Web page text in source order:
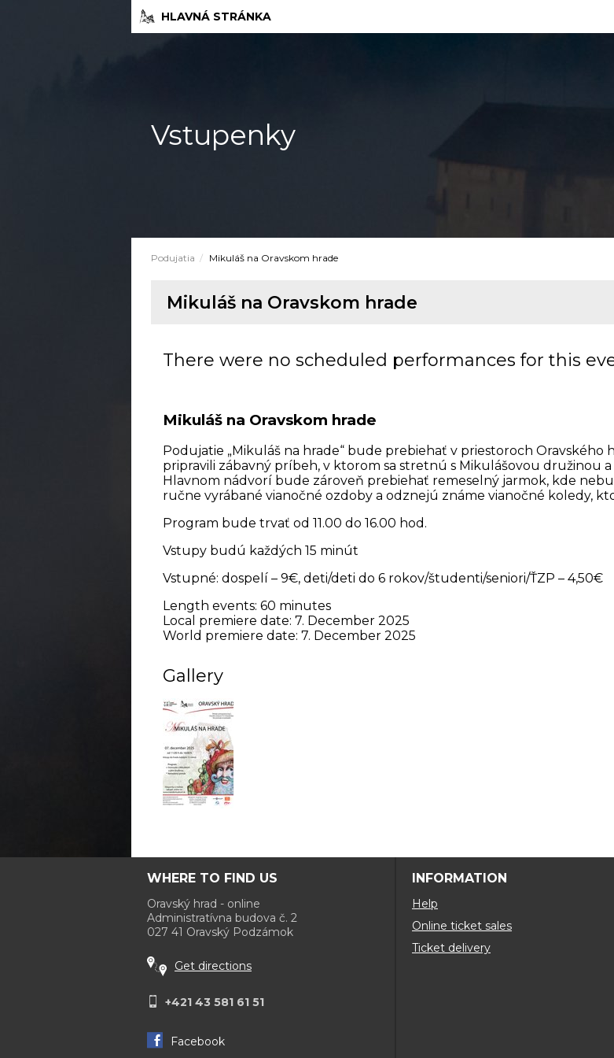
HLAVNÁ STRÁNKA
Vstupenky
Podujatia Mikuláš na Oravskom hrade
Mikuláš na Oravskom hrade
There were no scheduled performances for this
Mikuláš na Oravskom hrade
Podujatie „Mikuláš na hrade“ bude prebiehať v priestoroch Oravského
pripravili zábavný príbeh, v ktorom sa stretnú s Mikulášovou družinou
Hlavnom nádvorí bude zároveň prebiehať remeselný jarmok, kde
ručne vyrábané vianočné ozdoby a odznejú známe vianočné koledy,
Program bude trvať od 11.00 do 16.00 hod.
Vstupy budú každých 15 minút
Vstupné: dospelí – 9€, deti/deti do 6 rokov/študenti/seniori/ŤZP – 4,50€
Length events: 60 minutes
Local premiere date: 7. December 2025
World premiere date: 7. December 2025
Gallery
WHERE TO FIND US
Oravský hrad - online
Administratívna budova č. 2
027 41 Oravský Podzámok
Get directions
+421 43 581 61 51
Facebook
INFORMATION
Help
Online ticket sales
Ticket delivery